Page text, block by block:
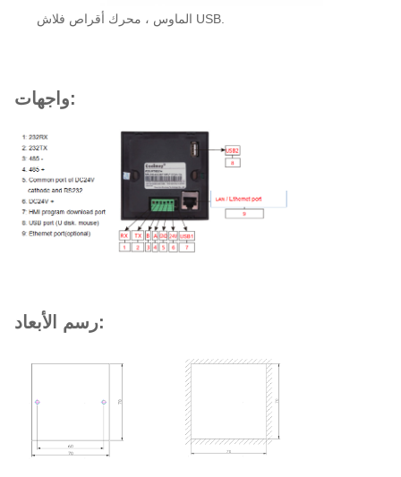
الماوس ، محرك أقراص فلاش USB.
واجهات:
رسم الأبعاد: